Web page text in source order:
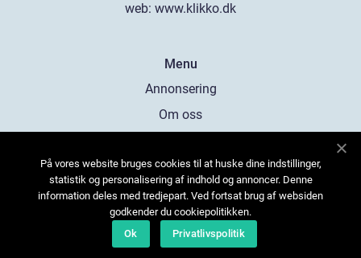
web: www.klikko.dk
Menu
Annonsering
Om oss
Kontakta oss
Sitemap
På vores website bruges cookies til at huske dine indstillinger,
statistik og personalisering af indhold og annoncer. Denne
information deles med tredjepart. Ved fortsat brug af websiden
godkender du cookiepolitikken.
Ok
Privatlivspolitik